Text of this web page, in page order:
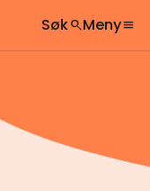
SøksearchMenymenu